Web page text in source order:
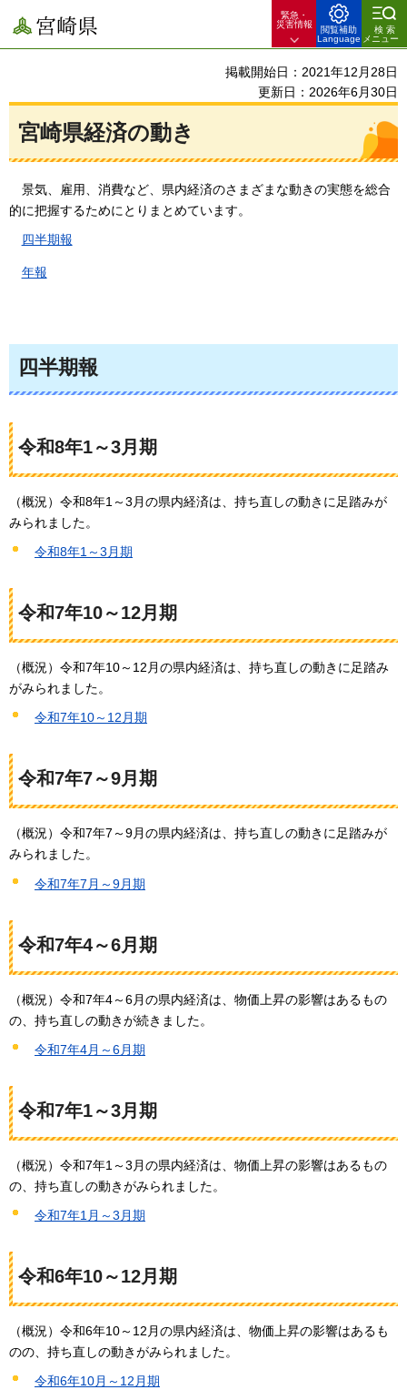
宮崎県
緊急・
災害情報
閲覧補助
Language
検索
メニュー
掲載開始日：2021年12月28日
更新日：2026年6月30日
宮崎県経済の動き
景気 、雇用、消費など、県内経済のさまざまな動きの実態を総合
的に把握するためにとりまとめています。
四半期報
年報
四半期報
令和8年1～3月期
（概況）令和8年1～3月の県内経済は、持ち直しの動きに足踏みが
みられました。
令和8年1～3月期
令和7年10～12月期
（概況）令和7年10～12月の県内経済は、持ち直しの動きに足踏み
がみられました。
令和7年10～12月期
令和7年7～9月期
（概況）令和7年7～9月の県内経済は、持ち直しの動きに足踏みが
みられました。
令和7年7月～9月期
令和7年4～6月期
（概況）令和7年4～6月の県内経済は、物価上昇の影響はあるもの
の、持ち直しの動きが続きました。
令和7年4月～6月期
令和7年1～3月期
（概況）令和7年1～3月の県内経済は、物価上昇の影響はあるもの
の、持ち直しの動きがみられました。
令和7年1月～3月期
令和6年10～12月期
（概況）令和6年10～12月の県内経済は、物価上昇の影響はあるも
のの、持ち直しの動きがみられました。
令和6年10月～12月期